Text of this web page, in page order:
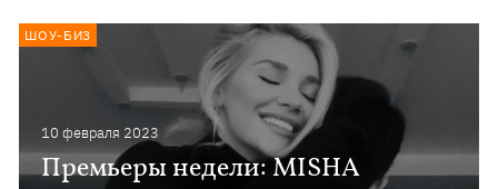
10 февраля 2023
Премьеры недели: MISHA
ШОУ-БИЗ